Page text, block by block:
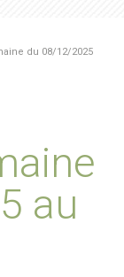
du 08/12/2025
au